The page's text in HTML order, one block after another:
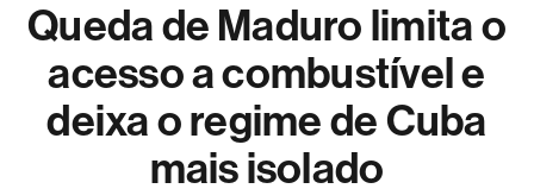
Queda de Maduro limita o
acesso a combustível e
deixa o regime de Cuba
mais isolado